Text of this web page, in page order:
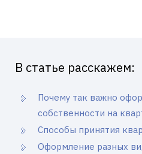
В статье расскажем:
Почему так важно
собственности на
Способы принятия
Оформление разных